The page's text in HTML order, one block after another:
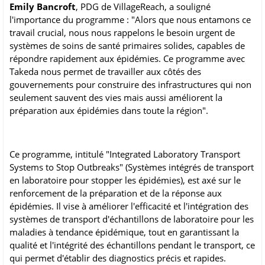
Emily Bancroft, PDG de VillageReach, a souligné
l'importance du programme : "Alors que nous entamons ce
travail crucial, nous nous rappelons le besoin urgent de
systèmes de soins de santé primaires solides, capables de
répondre rapidement aux épidémies. Ce programme avec
Takeda nous permet de travailler aux côtés des
gouvernements pour construire des infrastructures qui non
seulement sauvent des vies mais aussi améliorent la
préparation aux épidémies dans toute la région".
Ce programme, intitulé "Integrated Laboratory Transport
Systems to Stop Outbreaks" (Systèmes intégrés de transport
en laboratoire pour stopper les épidémies), est axé sur le
renforcement de la préparation et de la réponse aux
épidémies. Il vise à améliorer l'efficacité et l'intégration des
systèmes de transport d'échantillons de laboratoire pour les
maladies à tendance épidémique, tout en garantissant la
qualité et l'intégrité des échantillons pendant le transport, ce
qui permet d'établir des diagnostics précis et rapides.